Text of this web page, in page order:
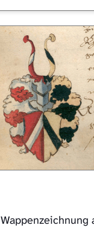
Wappenzeichnung